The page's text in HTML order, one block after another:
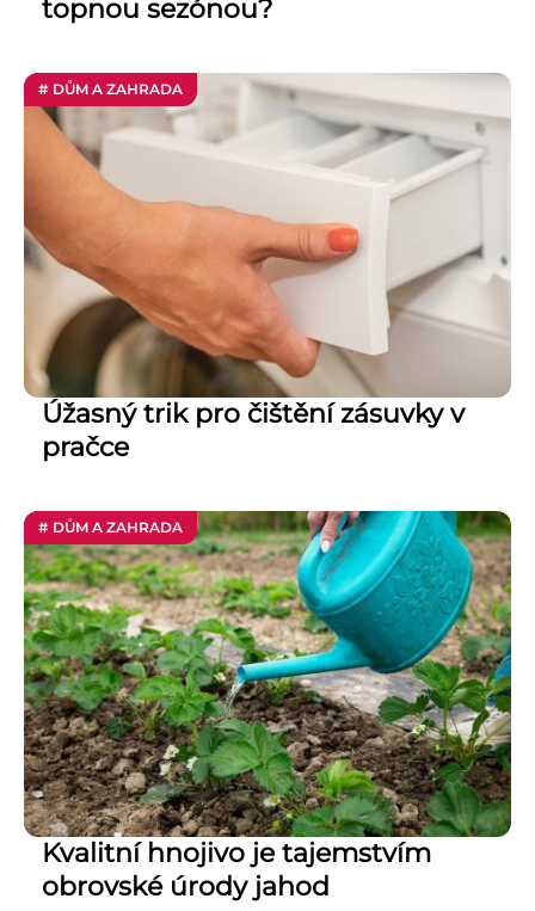
topnou sezónou?
# DŮM A ZAHRADA
Úžasný trik pro čištění zásuvky v
pračce
# DŮM A ZAHRADA
Kvalitní hnojivo je tajemstvím
obrovské úrody jahod